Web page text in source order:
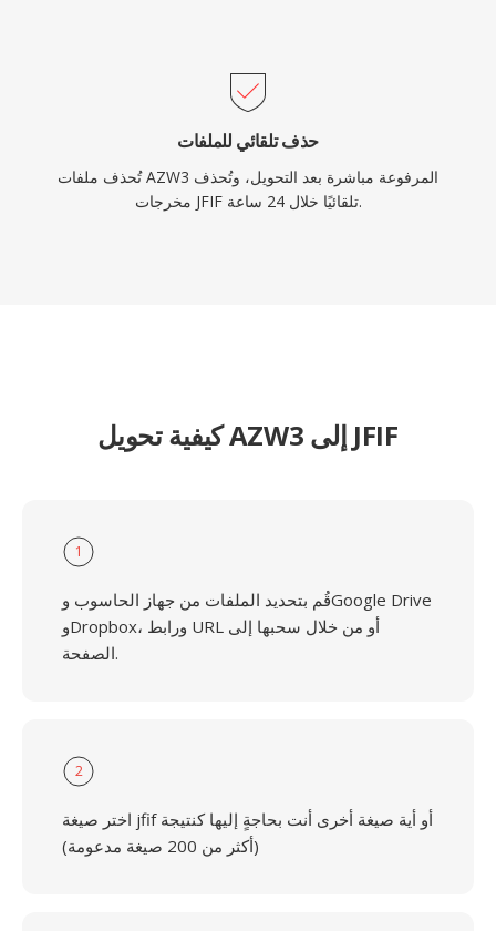
حذف تلقائي للملفات
تُحذف ملفات AZW3 المرفوعة مباشرة بعد التحويل، وتُحذف
مخرجات JFIF تلقائيًا خلال 24 ساعة.
كيفية تحويل AZW3 إلى JFIF
1
قُم بتحديد الملفات من جهاز الحاسوب وGoogle Drive
وDropbox، ورابط URL أو من خلال سحبها إلى
الصفحة.
2
اختر صيغة jfif أو أية صيغة أخرى أنت بحاجةٍ إليها كنتيجة
(أكثر من 200 صيغة مدعومة)